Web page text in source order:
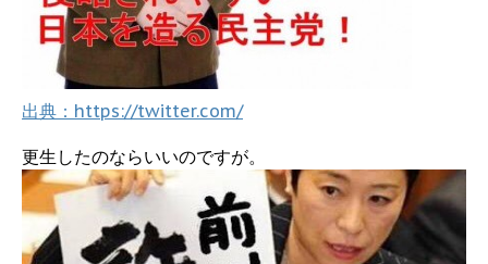
出典：https://twitter.com/
更生したのならいいのですが。